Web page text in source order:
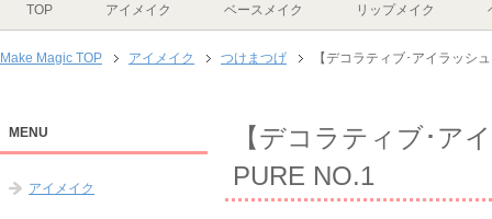
TOP
アイメイク ベースメイク リップメイク
Make Magic TOP アイメイク つけまつげ 【デコラティブ･アイラッシ
【デコラティブ･ア
PURE NO.1
MENU
アイメイク